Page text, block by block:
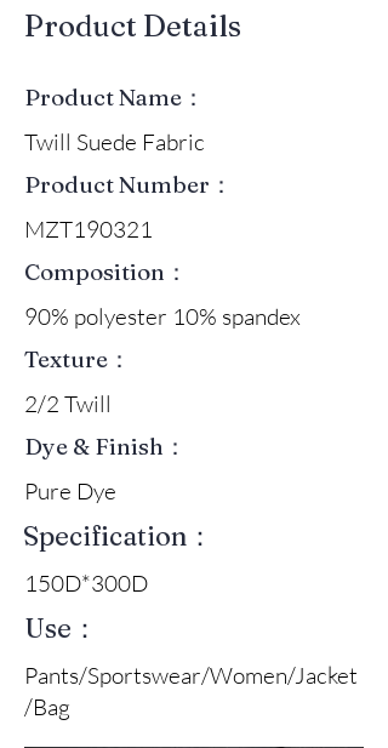
​Product Details
Product Name：
Twill Suede Fabric
Product Number：
MZT190321
Composition：
90% polyester 10% spandex
Texture：
2/2 Twill
Dye & Finish：
Pure Dye
Specification：
150D*300D
Use：
Pants/Sportswear/Women/Jacket
/Bag